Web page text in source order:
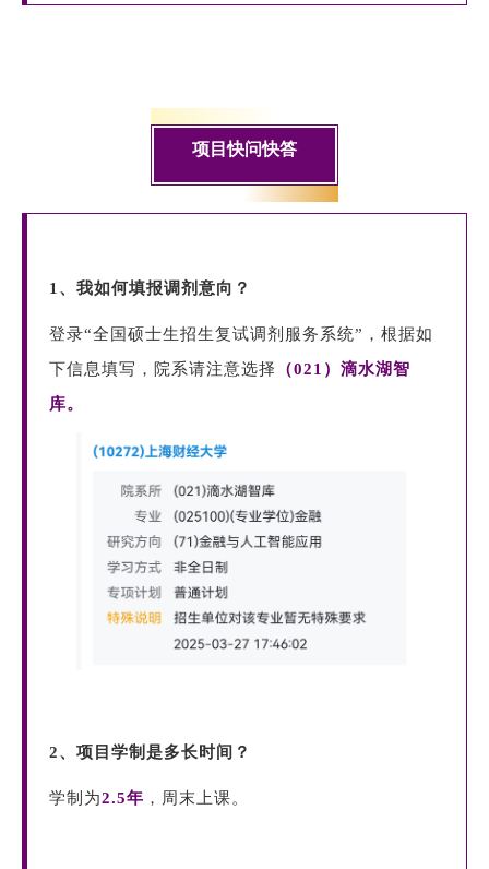
项目快问快答
1、我如何填报调剂意向？
登录“全国硕士生招生复试调剂服务系统”，根据如
下信息填写，院系请注意选择
（021）滴水湖智
库。
2、项目学制是多长时间？
学制为2.5年 ，周末上课。